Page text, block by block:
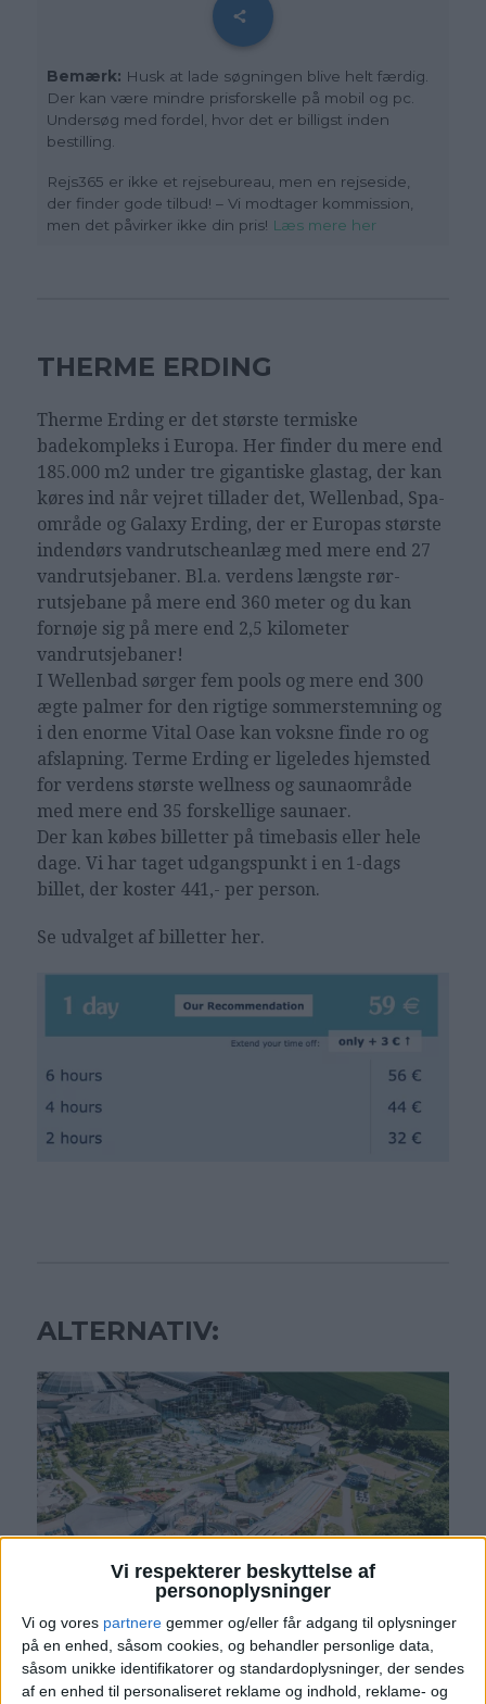
Vi respekterer beskyttelse af
personoplysninger
Vi og vores partnere gemmer og/eller får adgang til oplysninger
på en enhed, såsom cookies, og behandler personlige data,
såsom unikke identifikatorer og standardoplysninger, der sendes
af en enhed til personaliseret reklame og indhold, reklame- og
Bemærk: Husk at lade søgningen blive helt færdig.
Der kan være mindre prisforskelle på mobil og pc.
Undersøg med fordel, hvor det er billigst inden
bestilling.
Rejs365 er ikke et rejsebureau, men en rejseside,
der finder gode tilbud! – Vi modtager kommission,
men det påvirker ikke din pris! Læs mere her
THERME ERDING
Therme Erding er det største termiske
badekompleks i Europa. Her finder du mere end
185.000 m2 under tre gigantiske glastag, der kan
køres ind når vejret tillader det, Wellenbad, Spa-
område og Galaxy Erding, der er Europas største
indendørs vandrutscheanlæg med mere end 27
vandrutsjebaner. Bl.a. verdens længste rør-
rutsjebane på mere end 360 meter og du kan
fornøje sig på mere end 2,5 kilometer
vandrutsjebaner!
I Wellenbad sørger fem pools og mere end 300
ægte palmer for den rigtige sommerstemning og
i den enorme Vital Oase kan voksne finde ro og
afslapning. Terme Erding er ligeledes hjemsted
for verdens største wellness og saunaområde
med mere end 35 forskellige saunaer.
Der kan købes billetter på timebasis eller hele
dage. Vi har taget udgangspunkt i en 1-dags
billet, der koster 441,- per person.
Se udvalget af billetter her.
ALTERNATIV:
Travelcircus tilbyder pakkeløsninger, hvor du
samlet kan bestille hotel og indgang til Therme
Erding. Travelcircus har et stort udbud af